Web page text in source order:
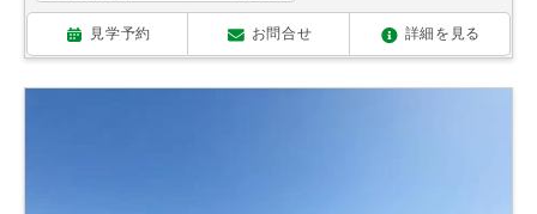
見学予約 お問合せ 詳細を見る